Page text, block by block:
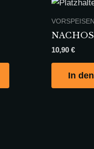
VORSPEISEN
10,90 €
In